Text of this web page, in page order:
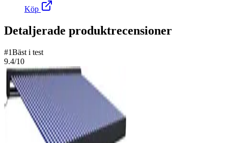
Köp
Detaljerade produktrecensioner
#1Bäst i test
9.4/10